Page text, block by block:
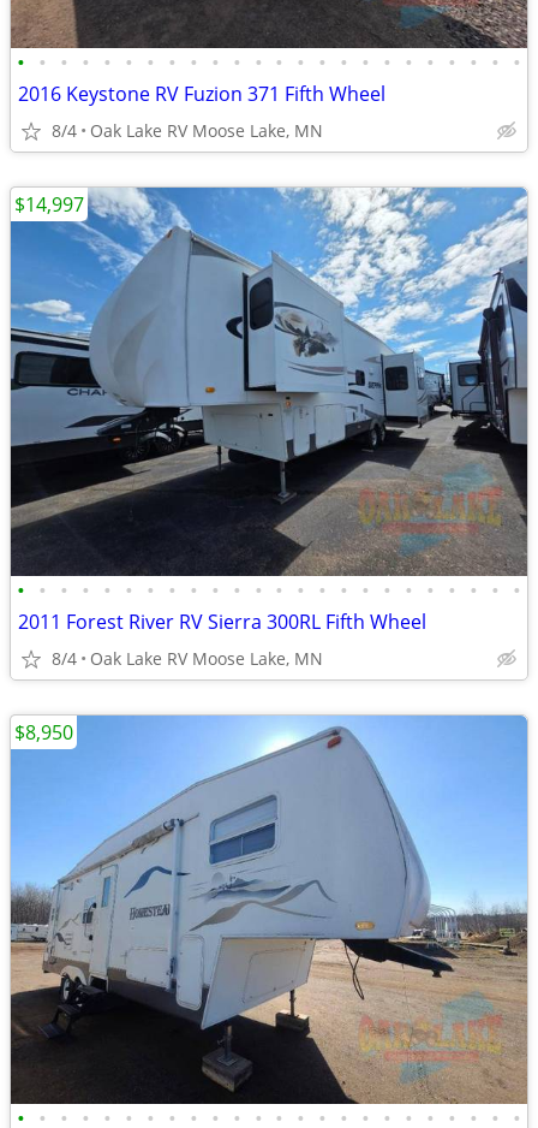
• • • • • • • • • • • • • • • • • • • • • • • •
2016 Keystone RV Fuzion 371 Fifth Wheel
8/4 Oak Lake RV Moose Lake, MN
• • • • • • • • • • • • • • • • • • • • • • • •
2011 Forest River RV Sierra 300RL Fifth Wheel
8/4 Oak Lake RV Moose Lake, MN
$14,997
• • • • • • • • • • • • • • • • • • • • • • • •
$8,950